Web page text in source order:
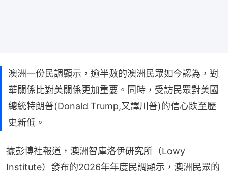
澳洲一份民調顯示，逾半數的澳洲民眾如今認為，對
華關係比對美關係更加重要。同時，受訪民眾對美國
總統特朗普(Donald Trump,又譯川普)的信心跌至歷
史新低。
據彭博社報道，澳洲智庫洛伊研究所（Lowy
Institute）發布的2026年年度民調顯示，澳洲民眾的